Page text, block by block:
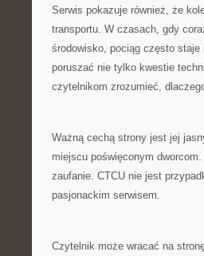
Serwis pokazuje również, że
transportu. W czasach, gdy
środowisko, pociąg często staje
poruszać nie tylko kwestie
czytelnikom zrozumieć,
Ważną cechą strony jest jej
miejscu poświęconym
zaufanie. CTCU nie jest
pasjonackim serwisem.
Czytelnik może wracać na